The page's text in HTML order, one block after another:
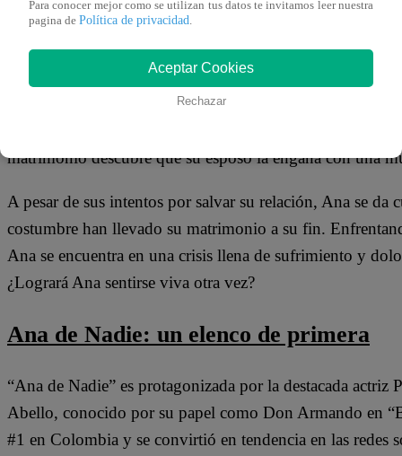
TE PUEDE INTERESAR |
LÁGRIMAS al despedirse de Julinho
Mediante una emotiva canción llamada ‘Negación’, se
matrimonio descubre que su esposo la engaña con una
A pesar de sus intentos por salvar su relación, Ana se
costumbre han llevado su matrimonio a su fin.
Ana se encuentra en una crisis llena de sufrimiento y
¿Logrará Ana sentirse viva otra vez?
Ana de Nadie: un elenco de primera
“Ana de Nadie” es protagonizada por la destacada
Abello, conocido por su papel como Don Armando en
#1 en Colombia y se convirtió en tendencia en las redes
Para conocer mejor como se utilizan tus datos te invitamos leer nuestra
pagina de Política de privacidad
Aceptar Cookies
Rechazar